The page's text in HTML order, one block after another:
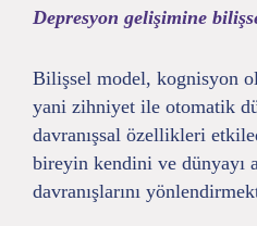
Depresyon gelişimine
Bilişsel model, kognisyon
yani zihniyet ile otomatik
davranışsal özellikleri
bireyin kendini ve dünyayı
davranışlarını